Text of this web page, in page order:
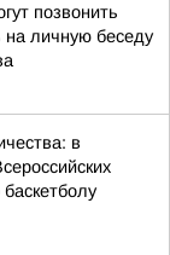
позвонить
на личную беседу
в